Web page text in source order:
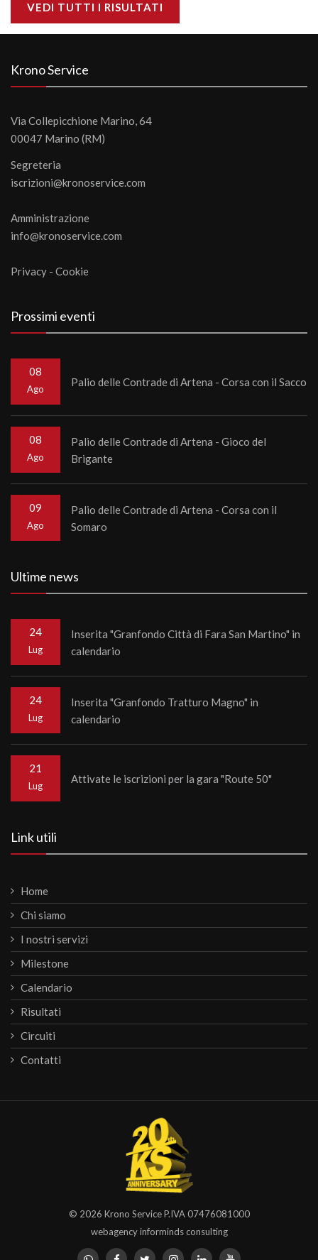
VEDI TUTTI I RISULTATI
Krono Service
Via Collepicchione Marino, 64
00047 Marino (RM)
Segreteria
iscrizioni@kronoservice.com
Amministrazione
info@kronoservice.com
Privacy - Cookie
Prossimi eventi
08
Ago
Palio delle Contrade di Artena - Corsa con il Sacco
08
Ago
Palio delle Contrade di Artena - Gioco del
Brigante
09
Ago
Palio delle Contrade di Artena - Corsa con il
Somaro
Ultime news
24
Lug
Inserita "Granfondo Città di Fara San Martino" in
calendario
24
Lug
Inserita "Granfondo Tratturo Magno" in
calendario
21
Lug
Attivate le iscrizioni per la gara "Route 50"
Link utili
Home
Chi siamo
I nostri servizi
Milestone
Calendario
Risultati
Circuiti
Contatti
© 2026 Krono ServiceP.IVA 07476081000
webagency informinds consulting